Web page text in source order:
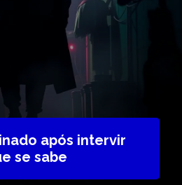
após intervir
se sabe